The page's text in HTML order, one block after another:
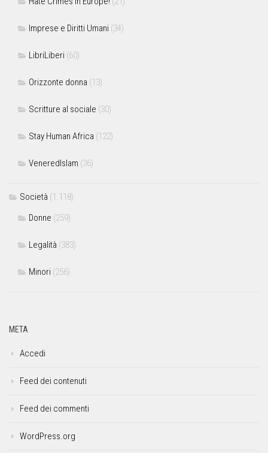
Imprese e Diritti Umani (34)
LibriLiberi (60)
Orizzonte donna (13)
Scritture al sociale (30)
Stay Human Africa (122)
VeneredIslam (36)
Società (1.118)
Donne (259)
Legalità (383)
Minori (256)
META
Accedi
Feed dei contenuti
Feed dei commenti
WordPress.org